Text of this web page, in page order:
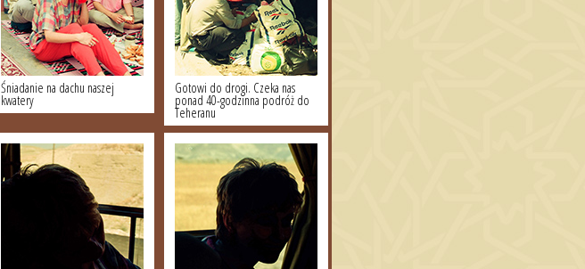
Śniadanie na dachu naszej
kwatery
Gotowi do drogi. Czeka nas
ponad 40-godzinna podróż do
Teheranu